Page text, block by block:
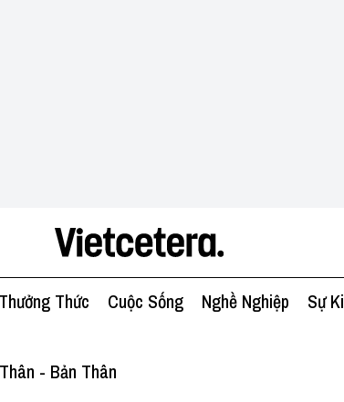
Thưởng Thức Cuộc Sống Nghề Nghiệp Sự
- Bản Thân